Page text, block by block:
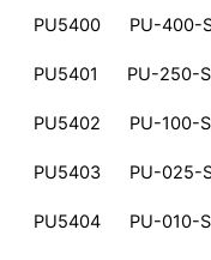
PU5400 PU-400-
PU5401 PU-250-
PU5402 PU-100-
PU5403 PU-025-
PU5404 PU-010-